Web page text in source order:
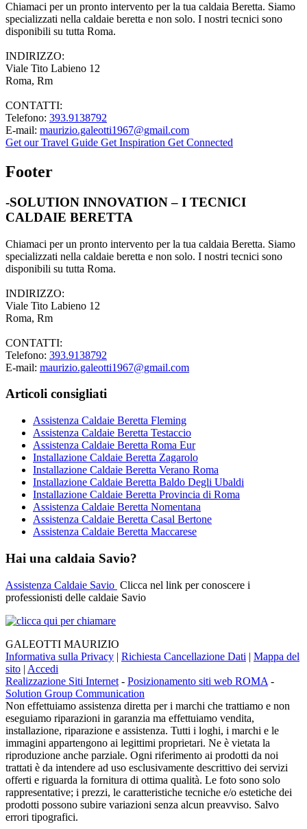
Chiamaci per un pronto intervento per la tua caldaia Beretta. Siamo
specializzati nella caldaie beretta e non solo. I nostri tecnici sono
disponibili su tutta Roma.
INDIRIZZO:
Viale Tito Labieno 12
Roma, Rm
CONTATTI:
Telefono: 393.9138792
E-mail: maurizio.galeotti1967@gmail.com
Get our Travel Guide Get Inspiration Get Connected
Footer
-SOLUTION INNOVATION – I TECNICI
CALDAIE BERETTA
Chiamaci per un pronto intervento per la tua caldaia Beretta. Siamo
specializzati nella caldaie beretta e non solo. I nostri tecnici sono
disponibili su tutta Roma.
INDIRIZZO:
Viale Tito Labieno 12
Roma, Rm
CONTATTI:
Telefono: 393.9138792
E-mail: maurizio.galeotti1967@gmail.com
Articoli consigliati
Assistenza Caldaie Beretta Fleming
Assistenza Caldaie Beretta Testaccio
Assistenza Caldaie Beretta Roma Eur
Installazione Caldaie Beretta Zagarolo
Installazione Caldaie Beretta Verano Roma
Installazione Caldaie Beretta Baldo Degli Ubaldi
Installazione Caldaie Beretta Provincia di Roma
Assistenza Caldaie Beretta Nomentana
Assistenza Caldaie Beretta Casal Bertone
Assistenza Caldaie Beretta Maccarese
Hai una caldaia Savio?
Assistenza Caldaie Savio Clicca nel link per conoscere i
professionisti delle caldaie Savio
GALEOTTI MAURIZIO
Informativa sulla Privacy | Richiesta Cancellazione Dati | Mappa del
sito | Accedi
Realizzazione Siti Internet - Posizionamento siti web ROMA -
Solution Group Communication
Non effettuiamo assistenza diretta per i marchi che trattiamo e non
eseguiamo riparazioni in garanzia ma effettuiamo vendita,
installazione, riparazione e assistenza. Tutti i loghi, i marchi e le
immagini appartengono ai legittimi proprietari. Ne è vietata la
riproduzione anche parziale. Ogni riferimento ai prodotti da noi
trattati è da intendere ad uso esclusivamente descrittivo dei servizi
offerti e riguarda la fornitura di ottima qualità. Le foto sono solo
rappresentative; i prezzi, le caratteristiche tecniche e/o estetiche dei
prodotti possono subire variazioni senza alcun preavviso. Salvo
errori tipografici.